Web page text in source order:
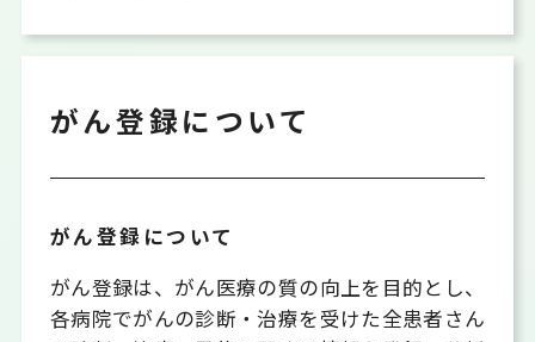
がん登録について
がん登録について
がん登録は、がん医療の質の向上を目的とし、
各病院でがんの診断・治療を受けた全患者さん